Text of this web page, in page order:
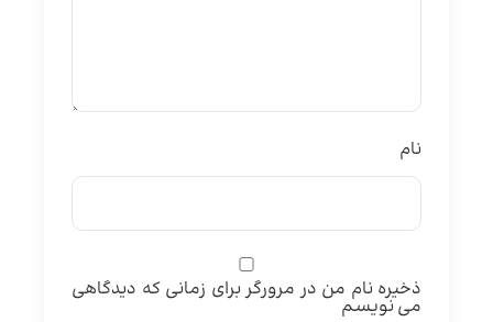
نام
ذخیره نام من در مرورگر برای زمانی که دیدگاهی
می نویسم